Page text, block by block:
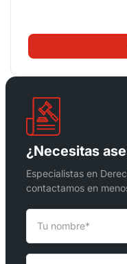
¿Necesitas
Especialistas en
contactamos en